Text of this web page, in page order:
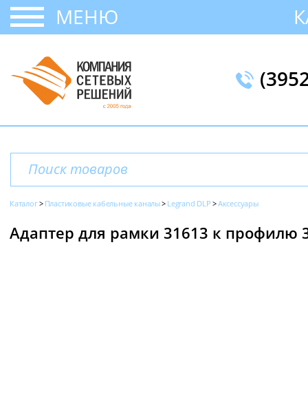
МЕНЮ
Каталог Пластиковые кабельные каналы Legrand DLP Аксессуары
Адаптер для рамки 31613 к профилю